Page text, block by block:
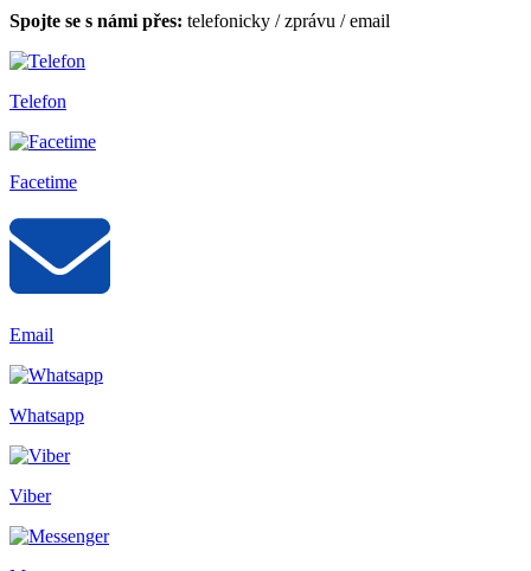
Spojte se s námi přes: telefonicky /zprávu /email
Telefon
Facetime
Email
Whatsapp
Viber